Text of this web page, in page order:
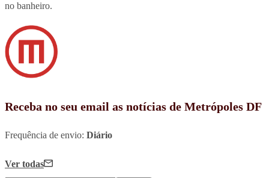
no banheiro.
Receba no seu email as notícias de Metrópoles DF
Frequência de envio: Diário
Ver todas